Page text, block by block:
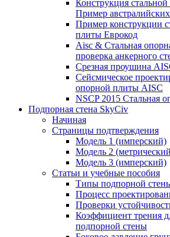
Конструкция
Пример
Пример конструкции
плиты Еврокод
Aisc & Стальная
проверка анкерного
Срезная проушина
Сейсмическое
опорной плиты AISC
NSCP 2015 Стальная
Подпорная стена SkyCiv
Начиная
Страницы подтверждения
Модель 1 (имперский)
Модель 2
Модель 3 (имперский)
Статьи и учебные пособия
Типы подпорной
Процесс
Проверки
Коэффициент трения
подпорной стены